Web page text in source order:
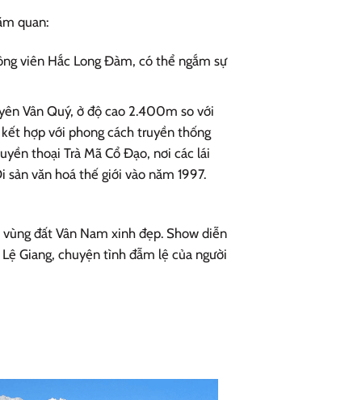
quan:
viên Hắc Long Đàm, có thể ngắm sự
Vân Quý, ở độ cao 2.400m so với
hợp với phong cách truyền thống
thoại Trà Mã Cổ Đạo, nơi các lái
sản văn hoá thế giới vào năm 1997.
đất Vân Nam xinh đẹp. Show diễn
Giang, chuyện tình đẫm lệ của người